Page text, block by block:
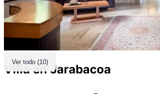
Ver todo (10)
Villa en Jarabacoa